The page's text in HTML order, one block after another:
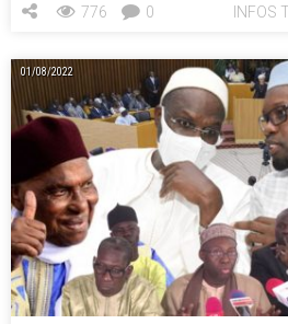
INFOS
776 0
01/08/2022